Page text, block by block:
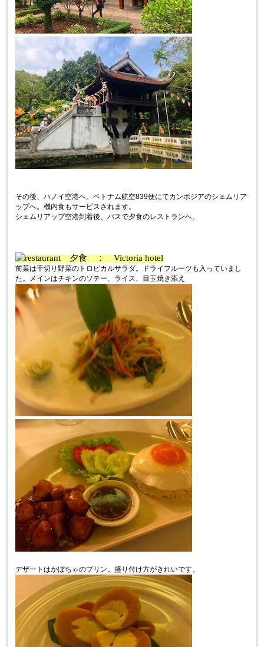
その後、ハノイ空港へ。ベトナム航空839便にてカンボジアのシェムリア
ップへ。機内食もサービスされます。
シェムリアップ空港到着後、バスで夕食のレストランへ。
夕食 ： Victoria hotel
前菜は千切り野菜のトロピカルサラダ。ドライフルーツも入っていまし
た。メインはチキンのソテー、ライス、目玉焼き添え
デザートはかぼちゃのプリン。盛り付け方がきれいです。